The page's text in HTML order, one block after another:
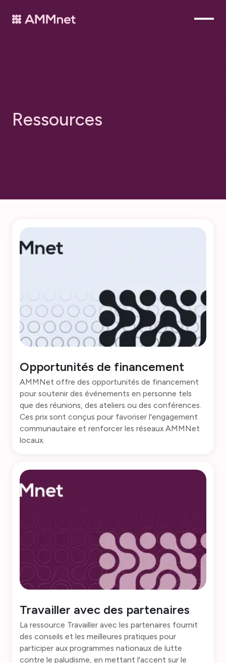
Ressources
Opportunités de financement
AMMNet offre des opportunités de financement
pour soutenir des événements en personne tels
que des réunions, des ateliers ou des conférences.
Ces prix sont conçus pour favoriser l'engagement
communautaire et renforcer les réseaux AMMNet
locaux.
Travailler avec des partenaires
La ressource Travailler avec les partenaires fournit
des conseils et les meilleures pratiques pour
participer aux programmes nationaux de lutte
contre le paludisme, en mettant l'accent sur le